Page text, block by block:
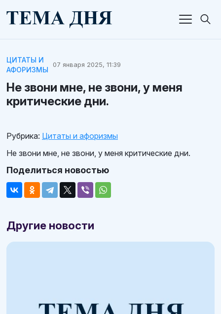
ЦИТАТЫ И
АФОРИЗМЫ
07 января 2025, 11:39
Не звони мне, не звони, у меня
критические дни.
Рубрика: Цитаты и афоризмы
Не звони мне, не звони, у меня критические дни.
Поделиться новостью
Другие новости